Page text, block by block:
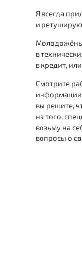
Я всегда
и ретуширую
Молодожёны
в
в кредит,
Смотрите
информации,
вы решите,
на того,
возьму на
вопросы о